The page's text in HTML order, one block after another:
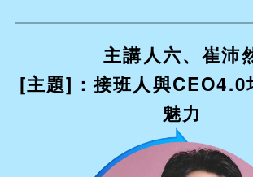
主講人六、崔沛
[主題]：接班人與CEO4.0
魅力